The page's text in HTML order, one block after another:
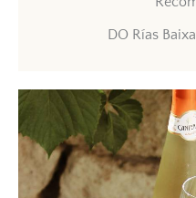
DO Rías